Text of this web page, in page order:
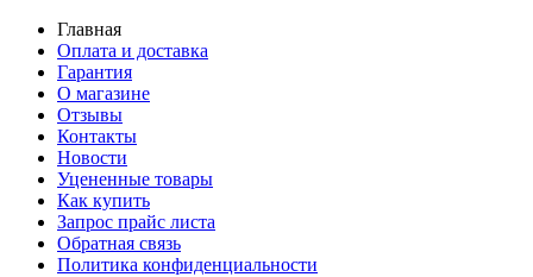
Главная
Оплата и доставка
Гарантия
О магазине
Отзывы
Контакты
Новости
Уцененные товары
Как купить
Запрос прайс листа
Обратная связь
Политика конфиденциальности